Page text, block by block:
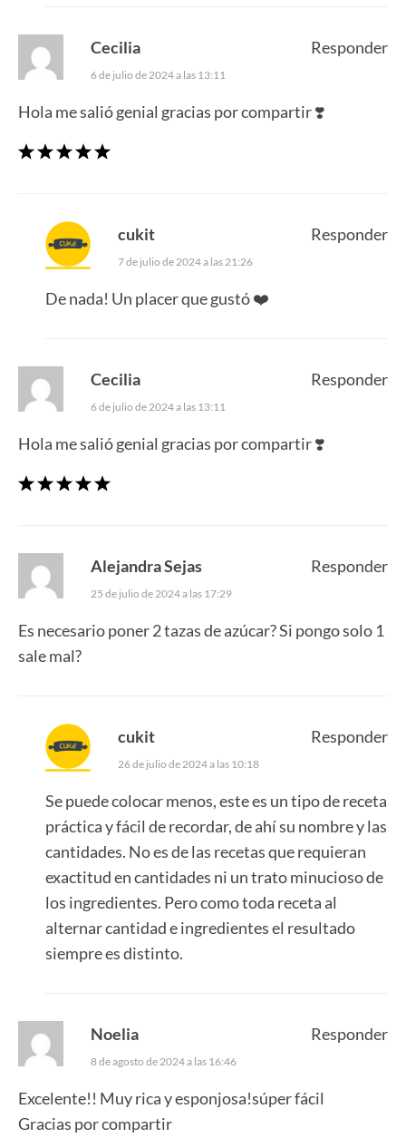
Cecilia
6 de julio de 2024 a las 13:11
Hola me salió genial gracias por compartir ❣️
Responder
cukit
7 de julio de 2024 a las 21:26
De nada! Un placer que gustó ❤️
Responder
Cecilia
6 de julio de 2024 a las 13:11
Hola me salió genial gracias por compartir ❣️
Responder
Alejandra Sejas
25 de julio de 2024 a las 17:29
Es necesario poner 2 tazas de azúcar? Si pongo solo 1
sale mal?
Responder
cukit
26 de julio de 2024 a las 10:18
Se puede colocar menos, este es un tipo de receta
práctica y fácil de recordar, de ahí su nombre y las
cantidades. No es de las recetas que requieran
exactitud en cantidades ni un trato minucioso de
los ingredientes. Pero como toda receta al
alternar cantidad e ingredientes el resultado
siempre es distinto.
Responder
Noelia
8 de agosto de 2024 a las 16:46
Excelente!! Muy rica y esponjosa!súper fácil
Gracias por compartir
Responder